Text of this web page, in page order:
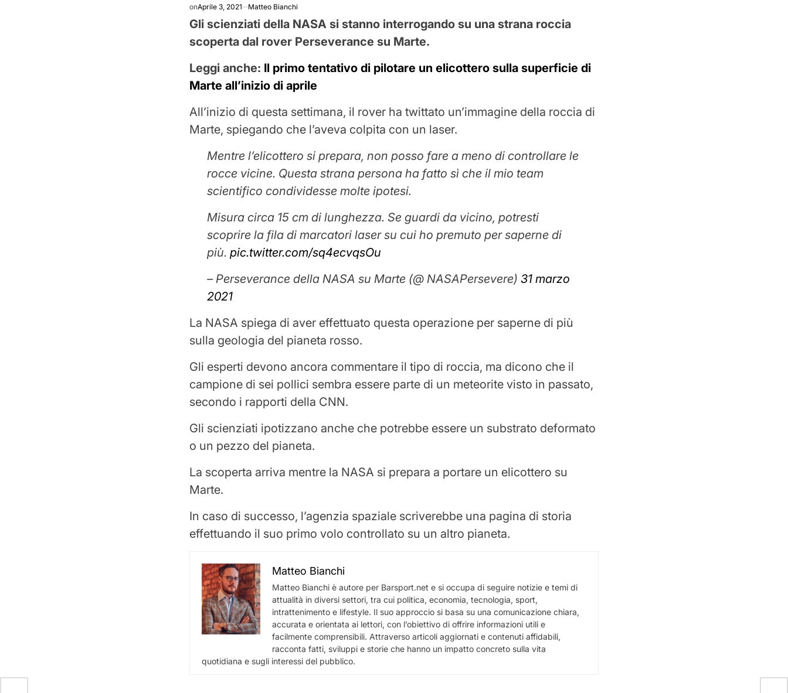
onAprile 3, 2021 Matteo Bianchi
Gli scienziati della NASA si stanno interrogando su una strana roccia
scoperta dal rover Perseverance su Marte.
Leggi anche: Il primo tentativo di pilotare un elicottero sulla superficie di
Marte all’inizio di aprile
All’inizio di questa settimana, il rover ha twittato un’immagine della roccia di
Marte, spiegando che l’aveva colpita con un laser.
Mentre l’elicottero si prepara, non posso fare a meno di controllare le
rocce vicine. Questa strana persona ha fatto sì che il mio team
scientifico condividesse molte ipotesi.
Misura circa 15 cm di lunghezza. Se guardi da vicino, potresti
scoprire la fila di marcatori laser su cui ho premuto per saperne di
più.pic.twitter.com/sq4ecvqsOu
– Perseverance della NASA su Marte (@ NASAPersevere)31 marzo
2021
La NASA spiega di aver effettuato questa operazione per saperne di più
sulla geologia del pianeta rosso.
Gli esperti devono ancora commentare il tipo di roccia, ma dicono che il
campione di sei pollici sembra essere parte di un meteorite visto in passato,
secondo i rapporti della CNN.
Gli scienziati ipotizzano anche che potrebbe essere un substrato deformato
o un pezzo del pianeta.
La scoperta arriva mentre la NASA si prepara a portare un elicottero su
Marte.
In caso di successo, l’agenzia spaziale scriverebbe una pagina di storia
effettuando il suo primo volo controllato su un altro pianeta.
Matteo Bianchi
Matteo Bianchi è autore per Barsport.net e si occupa di seguire notizie e temi di
attualità in diversi settori, tra cui politica, economia, tecnologia, sport,
intrattenimento e lifestyle. Il suo approccio si basa su una comunicazione chiara,
accurata e orientata ai lettori, con l’obiettivo di offrire informazioni utili e
facilmente comprensibili. Attraverso articoli aggiornati e contenuti affidabili,
racconta fatti, sviluppi e storie che hanno un impatto concreto sulla vita
quotidiana e sugli interessi del pubblico.